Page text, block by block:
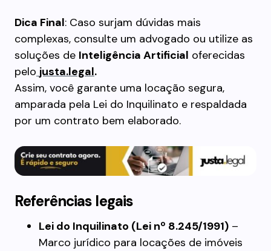
Dica Final: Caso surjam dúvidas mais
complexas, consulte um advogado ou utilize as
soluções de Inteligência Artificial oferecidas
pelo justa.legal.
Assim, você garante uma locação segura,
amparada pela Lei do Inquilinato e respaldada
por um contrato bem elaborado.
Referências legais
Lei do Inquilinato (Lei nº 8.245/1991) –
Marco jurídico para locações de imóveis